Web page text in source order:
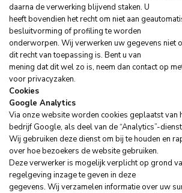
daarna de verwerking blijvend staken. U
heeft bovendien het recht om niet aan
besluitvorming of profiling te worden
onderworpen. Wij verwerken uw gegevens niet
dit recht van toepassing is. Bent u van
mening dat dit wel zo is, neem dan contact op
voor privacyzaken.
Cookies
Google Analytics
Via onze website worden cookies geplaatst van
bedrijf Google, als deel van de “Analytics”-
Wij gebruiken deze dienst om bij te houden en
over hoe bezoekers de website gebruiken.
Deze verwerker is mogelijk verplicht op grond
regelgeving inzage te geven in deze
gegevens. Wij verzamelen informatie over uw